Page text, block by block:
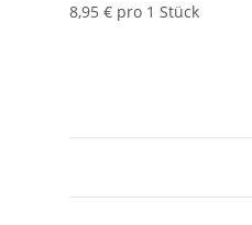
8,95 € pro 1 Stück